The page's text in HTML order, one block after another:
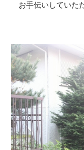
お手伝いしていた